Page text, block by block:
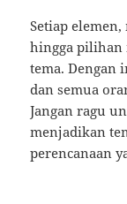
Setiap
hingga pilihan
tema. Dengan
dan semua
Jangan ragu
menjadikan
perencanaan